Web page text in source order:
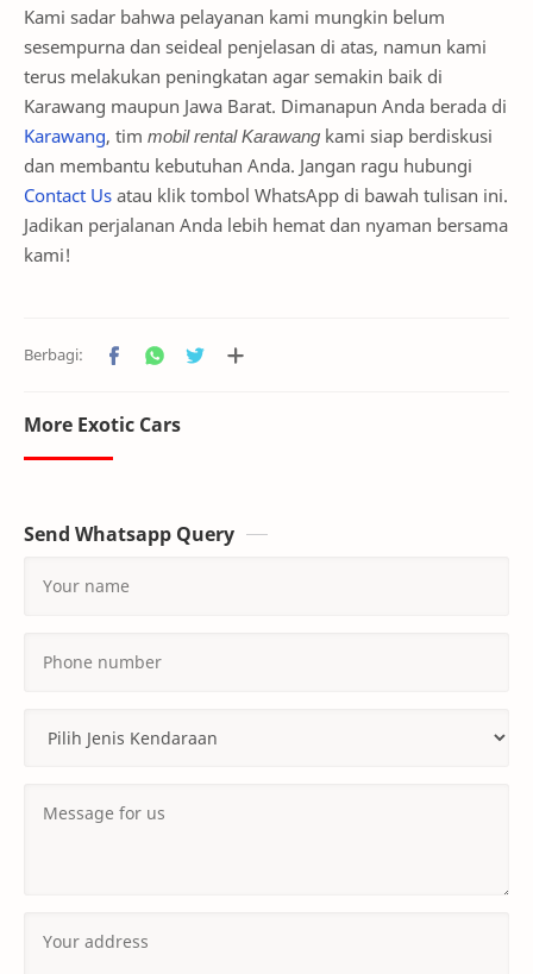
Kami sadar bahwa pelayanan kami mungkin belum
sesempurna dan seideal penjelasan di atas, namun kami
terus melakukan peningkatan agar semakin baik di
Karawang maupun Jawa Barat. Dimanapun Anda berada di
Karawang, tim mobil rental Karawang kami siap berdiskusi
dan membantu kebutuhan Anda. Jangan ragu hubungi
Contact Us atau klik tombol WhatsApp di bawah tulisan ini.
Jadikan perjalanan Anda lebih hemat dan nyaman bersama
kami!
More Exotic Cars
Send Whatsapp Query